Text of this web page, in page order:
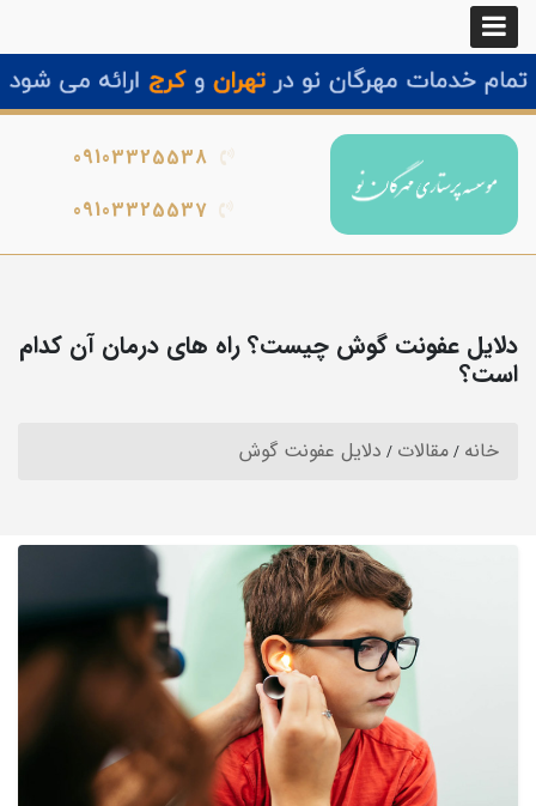
09103325538
09103325537
دلایل عفونت گوش چیست؟ راه های درمان آن کدام
است؟
خانه مقالات دلایل عفونت گوش